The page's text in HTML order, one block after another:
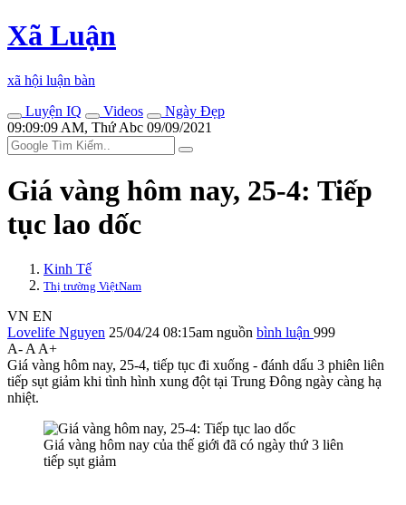
Xã Luận
xã hội luận bàn
Luyện IQ
Videos
Ngày Đẹp
09:09:09 AM, Thứ Abc 09/09/2021
Giá vàng hôm nay, 25-4: Tiếp
tục lao dốc
Kinh Tế
Thị trường ViệtNam
VN EN
Lovelife Nguyen 25/04/24 08:15am nguồn bình luận 999
A- A A+
Giá vàng hôm nay, 25-4, tiếp tục đi xuống - đánh dấu 3 phiên liên
tiếp sụt giảm khi tình hình xung đột tại Trung Đông ngày càng hạ
nhiệt.
Giá vàng hôm nay của thế giới đã có ngày thứ 3 liên
tiếp sụt giảm